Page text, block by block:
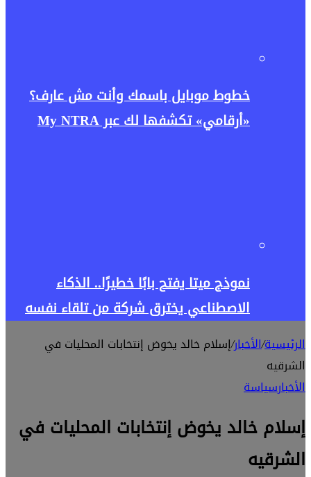
خطوط موبايل باسمك وأنت مش عارف؟
«أرقامي» تكشفها لك عبر My NTRA
نموذج ميتا يفتح بابًا خطيرًا.. الذكاء
الاصطناعي يخترق شركة من تلقاء نفسه
الرئيسية/الأخبار/إسلام خالد يخوض إنتخابات المحليات في
الشرقيه
الأخبارسياسة
إسلام خالد يخوض إنتخابات المحليات في
الشرقيه